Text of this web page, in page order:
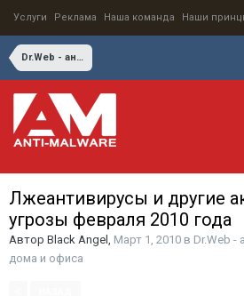
Услуги Реклама Наша команда Наши
Dr.Web - антивирусная защита для дома и офиса
Лжеантивирусы и другие
угрозы февраля 2010 года
Автор Black Angel , Март 1, 2010 в Dr.Web -
дома и офиса